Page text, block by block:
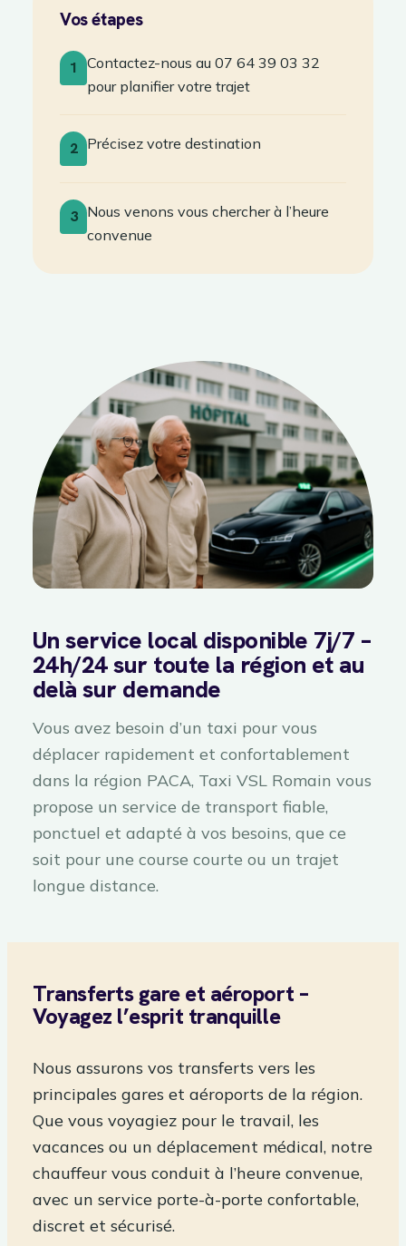
Vos étapes
1
Contactez-nous au 07 64 39 03 32
pour planifier votre trajet
2 Précisez votre destination
3 Nous venons vous chercher à l’heure
convenue
Un service local disponible 7j/7 –
24h/24 sur toute la région et au
delà sur demande
Vous avez besoin d’un taxi pour vous
déplacer rapidement et confortablement
dans la région PACA, Taxi VSL Romain vous
propose un service de transport fiable,
ponctuel et adapté à vos besoins, que ce
soit pour une course courte ou un trajet
longue distance.
Transferts gare et aéroport –
Voyagez l’esprit tranquille
Nous assurons vos transferts vers les
principales gares et aéroports de la région.
Que vous voyagiez pour le travail, les
vacances ou un déplacement médical, notre
chauffeur vous conduit à l’heure convenue,
avec un service porte-à-porte confortable,
discret et sécurisé.